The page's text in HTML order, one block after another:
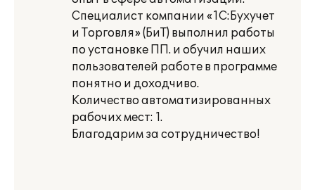
Специалист компании «1С:Бухучет
и Торговля» (БиТ) выполнил работы
по установке ПП. и обучил наших
пользователей работе в программе
понятно и доходчиво.
Количество автоматизированных
рабочих мест: 1.
Благодарим за сотрудничество!